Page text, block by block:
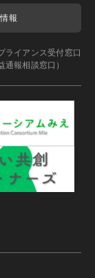
報
ライアンス受付窓口
通報相談窓口）